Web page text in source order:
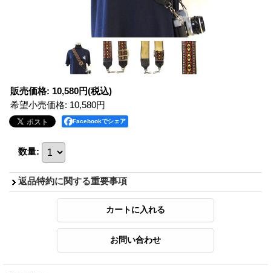
販売価格: 10,580円(税込)
希望小売価格: 10,580円
Facebookでシェア
数量:
返品特約に関する重要事項